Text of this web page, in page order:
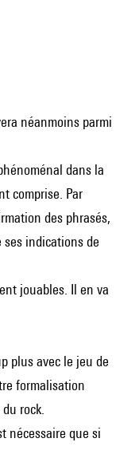
néanmoins parmi
dans la
comprise. Par
des phrasés,
indications de
jouables. Il en va
plus avec le jeu de
formalisation
rock.
nécessaire que si